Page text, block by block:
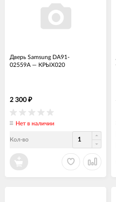
Дверь Samsung DA91-
02559A — КРЫХ020
2 300 ₽
Нет в наличии
Кол-во